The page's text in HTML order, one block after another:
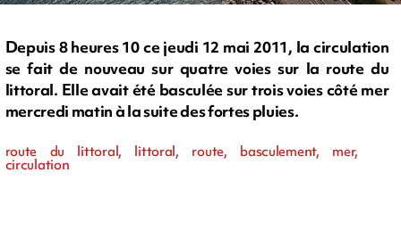
Depuis 8 heures 10 ce jeudi 12 mai 2011, la circulation
se fait de nouveau sur quatre voies sur la route du
littoral. Elle avait été basculée sur trois voies côté mer
mercredi matin à la suite des fortes pluies.
route du littoral, littoral, route, basculement, mer,
circulation